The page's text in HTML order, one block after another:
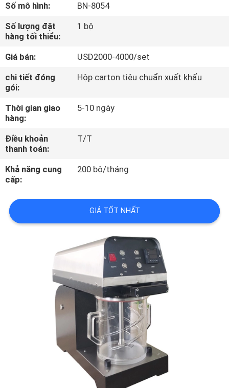
VỀ
CHÚNG
TÔI
THAM
QUAN
NHÀ
MÁY
KIỂM
SOÁT
CHẤT
LƯỢNG
Số mô hình:
BN-8054
Số lượng đặt
hàng tối thiểu:
1 bộ
Giá bán:
USD2000-4000/set
chi tiết đóng
gói:
Hộp carton tiêu chuẩn xuất khẩu
Thời gian giao
hàng:
5-10 ngày
Điều khoản
thanh toán:
T/T
Khả năng cung
cấp:
200 bộ/tháng
GIÁ TỐT NHẤT